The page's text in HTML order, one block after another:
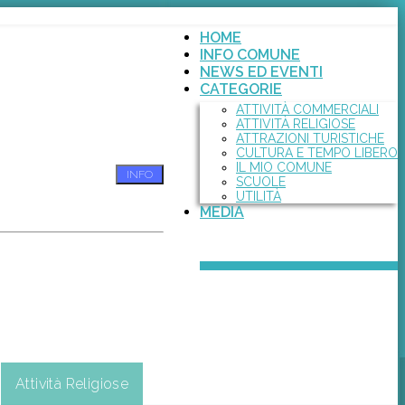
HOME
INFO COMUNE
NEWS ED EVENTI
CATEGORIE
ATTIVITÀ COMMERCIALI
ATTIVITÀ RELIGIOSE
ATTRAZIONI TURISTICHE
CULTURA E TEMPO LIBERO
IL MIO COMUNE
SCUOLE
UTILITÀ
MEDIA
INFO
Attività Religiose